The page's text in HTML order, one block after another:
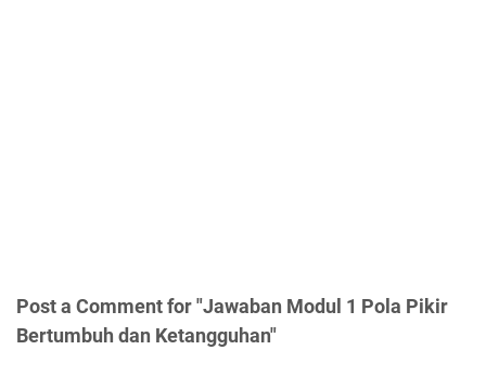
Post a Comment for "Jawaban Modul 1 Pola Pikir
Bertumbuh dan Ketangguhan"